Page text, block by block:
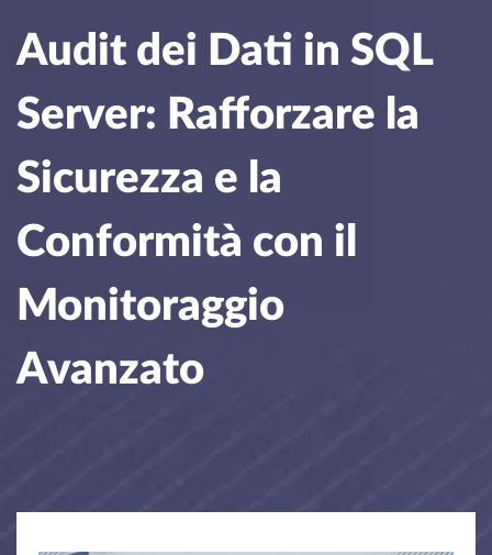
Audit dei Dati in SQL
Server: Rafforzare la
Sicurezza e la
Conformità con il
Monitoraggio
Avanzato